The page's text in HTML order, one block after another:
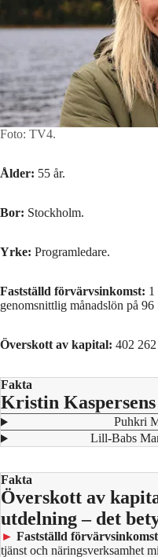
Foto: TV4.
Ålder: 55 år.
Bor: Stockholm.
Yrke: Programledare.
Fastställd förvärvsinkomst: 1
genomsnittlig månadslön på 96
Överskott av kapital: 402
Fakta
Kristin
Puhkri
Lill-Babs
Fakta
Överskott av
utdelning – det
► Fastställd
tjänst och näringsverksamhet